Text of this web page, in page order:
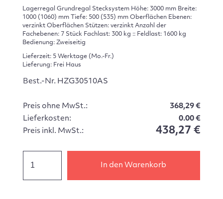
Lagerregal Grundregal Stecksystem Höhe: 3000 mm Breite:
1000 (1060) mm Tiefe: 500 (535) mm Oberflächen Ebenen:
verzinkt Oberflächen Stützen: verzinkt Anzahl der
Fachebenen: 7 Stück Fachlast: 300 kg :: Feldlast: 1600 kg
Bedienung: Zweiseitig
Lieferzeit: 5 Werktage (Mo.-Fr.)
Lieferung: Frei Haus
Best.-Nr. HZG30510AS
Preis ohne MwSt.:
368,29 €
Lieferkosten:
0.00 €
Preis inkl. MwSt.:
438,27 €
In den Warenkorb